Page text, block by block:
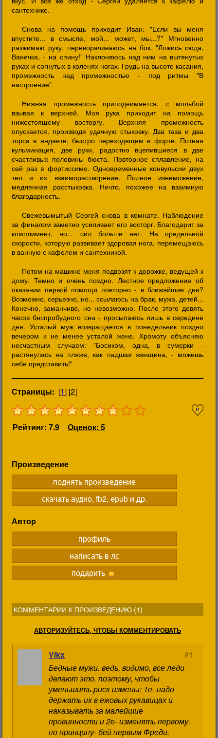
сантехнике.
Снова на помощь приходит Иван: "Если вы меня
впустите... в смысле, мой... может, мы...?" Мгновенно
разжимаю руку, переворачиваюсь на бок. "Ложись сюда,
Ванечка, - на спину!" Наклоняюсь над ним на вытянутых
руках и согнутых в коленях ногах. Грудь на высоте касания,
промежность над промежностью - под ритмы "В
настроение".
Нижняя промежность приподнимается, с мольбой
взывая к верхней. Моя рука приходит на помощь
нижестоящему восторгу. Верхняя промежность
опускается, производя удачную стыковку. Два таза и два
торса в анданте, быстро переходящем в форте. Потная
кульминация, две руки, радостно вцепившиеся в две
счастливых половины бюста. Повторное сплавление, на
сей раз в фортиссимо. Одновременные конвульсии двух
тел и их взаиморастворение. Полное изнеможение,
медленная расстыковка. Нечто, похожее на взаимную
благодарность.
Свежевымытый Сергей снова в комнате. Наблюдение
за финалом заметно усиливает его восторг. Благодарит за
комплимент, но... сил больше нет. На предельной
скорости, которую развивает здоровая нога, перемещаюсь
в ванную с кафелем и сантехникой.
Потом на машине меня подвозят к дорожке, ведущей к
дому. Темно и очень поздно. Лестное предложение об
оказании первой помощи повторно - в ближайшие дни?
Возможно, серьезно, но... ссылаюсь на брак, мужа, детей...
Конечно, заманчиво, но невозможно. После этого девять
часов беспробудного сна - просыпаюсь лишь в середине
дня. Усталый муж возвращается в понедельник поздно
вечером к не менее усталой жене. Хромоту объясняю
несчастным случаем: "Босиком, одна, в сумерки -
растянулась на пляже, как падшая женщина, - можешь
себе представить!"
Страницы: [1] [2]
0
Рейтинг: 7.9 Оценок: 5
Произведение
поднять произведение
скачать аудио, fb2, epub и др.
Автор
профиль
написать в лс
подарить
КОММЕНТАРИИ К ПРОИЗВЕДЕНИЮ (1)
АВТОРИЗУЙТЕСЬ, ЧТОБЫ КОММЕНТИРОВАТЬ
Vikx
#1
Бедные мужи. ведь, видимо, все леди
делают это. поэтому, чтобы
уменьшить риск измены: 1е- надо
держать их в ежовых рукавицах и
наказывать за малейшие
провинности и 2е- изменять первому.
по принципу- бей первым Фреди.